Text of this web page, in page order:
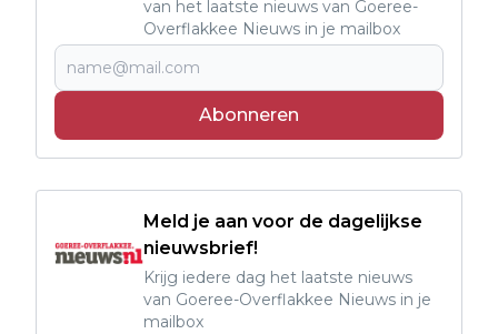
van het laatste nieuws van Goeree-
Overflakkee Nieuws in je mailbox
Abonneren
Meld je aan voor de dagelijkse
nieuwsbrief!
Krijg iedere dag het laatste nieuws
van Goeree-Overflakkee Nieuws in je
mailbox